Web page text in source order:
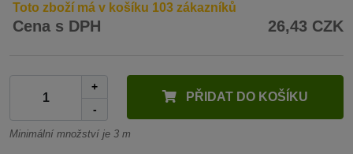
Toto zboží má v košíku 103 zákazníků
Cena s DPH 26,43 CZK
+
-
PŘIDAT DO KOŠÍKU
Minimální množství je 3 m